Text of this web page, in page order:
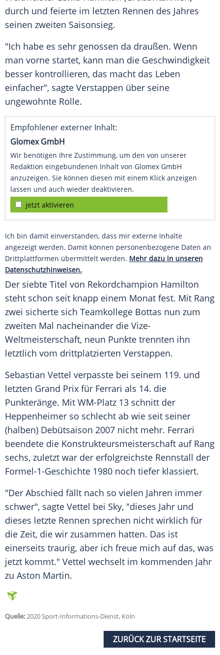
durch und feierte im letzten Rennen des Jahres
seinen zweiten Saisonsieg.
"Ich habe es sehr genossen da draußen. Wenn
man vorne startet, kann man die Geschwindigkeit
besser kontrollieren, das macht das Leben
einfacher", sagte Verstappen über seine
ungewohnte Rolle.
Empfohlener externer Inhalt:
Glomex GmbH
Wir benötigen Ihre Zustimmung, um den von unserer
Redaktion eingebundenen Inhalt von Glomex GmbH
anzuzeigen. Sie können diesen mit einem Klick anzeigen
lassen und auch wieder deaktivieren.
jetzt aktivieren
Ich bin damit einverstanden, dass mir externe Inhalte
angezeigt werden. Damit können personenbezogene Daten an
Drittplattformen übermittelt werden. Mehr dazu in unseren
Datenschutzhinweisen.
Der siebte Titel von Rekordchampion Hamilton
steht schon seit knapp einem Monat fest. Mit Rang
zwei sicherte sich Teamkollege Bottas nun zum
zweiten Mal nacheinander die Vize-
Weltmeisterschaft, neun Punkte trennten ihn
letztlich vom drittplatzierten Verstappen.
Sebastian Vettel verpasste bei seinem 119. und
letzten Grand Prix für Ferrari als 14. die
Punkteränge. Mit WM-Platz 13 schnitt der
Heppenheimer so schlecht ab wie seit seiner
(halben) Debütsaison 2007 nicht mehr. Ferrari
beendete die Konstrukteursmeisterschaft auf Rang
sechs, zuletzt war der erfolgreichste Rennstall der
Formel-1-Geschichte 1980 noch tiefer klassiert.
"Der Abschied fällt nach so vielen Jahren immer
schwer", sagte Vettel bei Sky, "dieses Jahr und
dieses letzte Rennen sprechen nicht wirklich für
die Zeit, die wir zusammen hatten. Das ist
einerseits traurig, aber ich freue mich auf das, was
jetzt kommt." Vettel wechselt im kommenden Jahr
zu Aston Martin.
Quelle:2020 Sport-Informations-Dienst, Köln
ZURÜCK ZUR STARTSEITE